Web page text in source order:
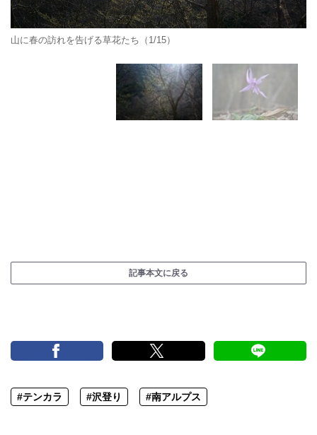
山に春の訪れを告げる草花たち（1/15）
記事本文に戻る
#テンカラ #沢登り #南アルプス